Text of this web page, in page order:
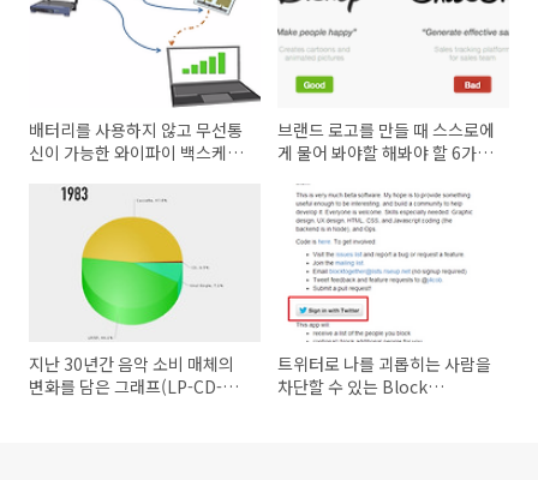
배터리를 사용하지 않고 무선통
신이 가능한 와이파이 백스케터
브랜드 로고를 만들 때 스스로에
게 물어 봐야할 해봐야 할 6가지
지난 30년간 음악 소비 매체의
변화를 담은 그래프(LP-CD-
트위터로 나를 괴롭히는 사람을
차단할 수 있는 Block